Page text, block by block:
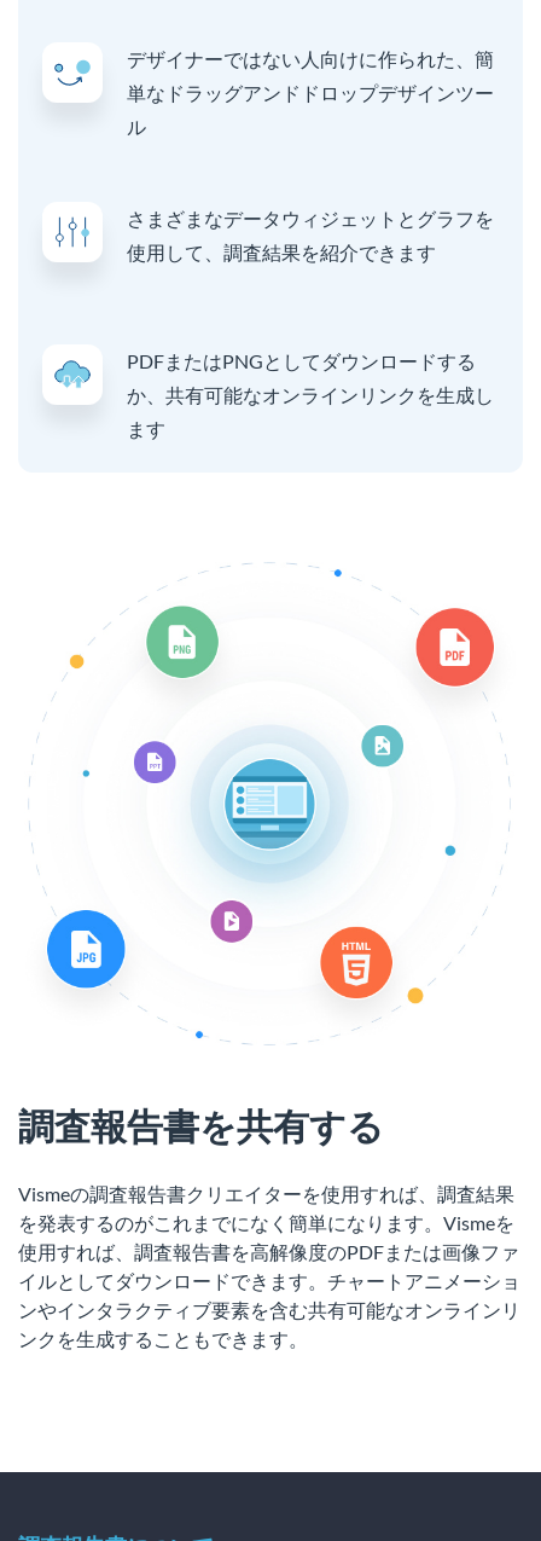
デザイナーではない人向けに作られた、簡
単なドラッグアンドドロップデザインツー
ル
さまざまなデータウィジェットとグラフを
使用して、調査結果を紹介できます
PDFまたはPNGとしてダウンロードする
か、共有可能なオンラインリンクを生成し
ます
調査報告書を共有する
Vismeの調査報告書クリエイターを使用すれば、調査結果
を発表するのがこれまでになく簡単になります。Vismeを
使用すれば、調査報告書を高解像度のPDFまたは画像ファ
イルとしてダウンロードできます。チャートアニメーショ
ンやインタラクティブ要素を含む共有可能なオンラインリ
ンクを生成することもできます。